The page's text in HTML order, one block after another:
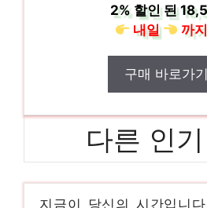
2%할인 된
내일
까
구매 바로가기
다른 인
여름하객